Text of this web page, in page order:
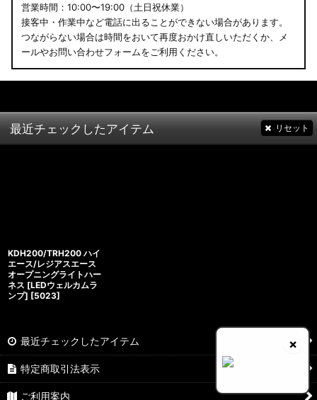
営業時間：10:00〜19:00（土日祝休業）
接客中・作業中など電話に出ることができない場合があります。
つながらない場合は時間をおいて再度おかけ直しいただくか、メ
ールやお問い合わせフォームをご利用ください。
×
最近チェックしたアイテム リセット
KDH200/TRH200 ハイ
エース/レジアスエース
オープニングライトハー
ネス [LEDウェルカムラ
ンプ] [5023]
最近チェックしたアイテム
特定商取引法表示
ご利用案内